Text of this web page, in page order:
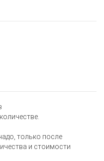
только после
и стоимости